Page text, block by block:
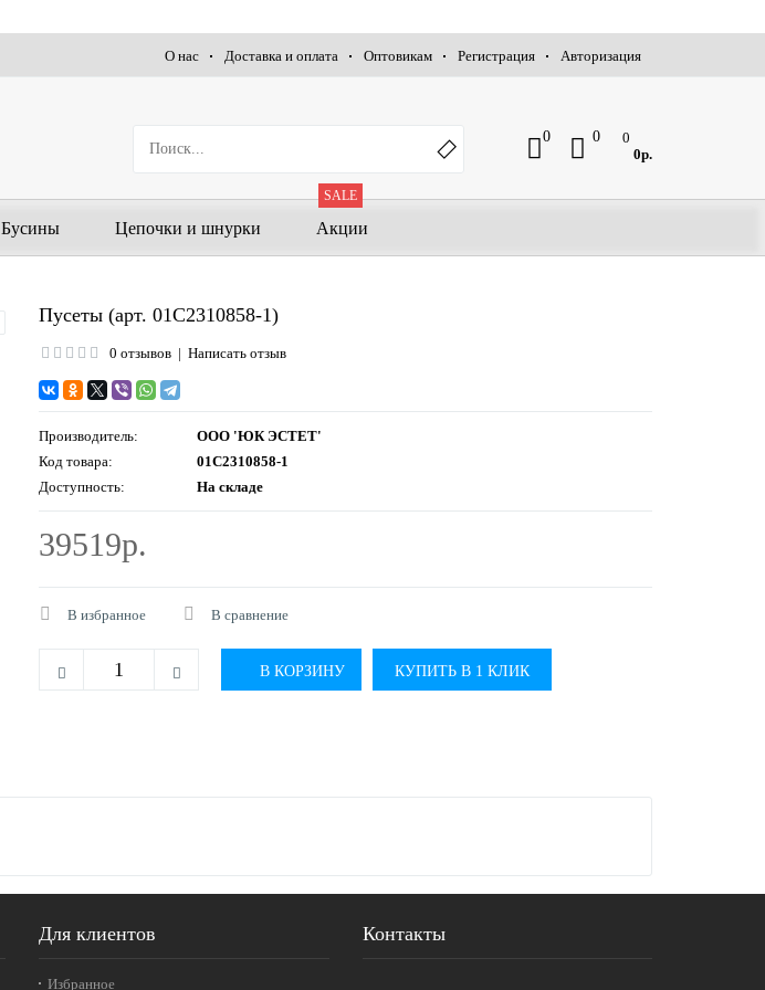
О нас Доставка и оплата Оптовикам Регистрация Авторизация
0 0
0
0р.
Бусины Цепочки и шнурки Акции
SALE
Пусеты (арт. 01С2310858-1)
0 отзывов | Написать отзыв
Производитель:
ООО 'ЮК ЭСТЕТ'
Код товара:
01С2310858-1
Доступность:
На складе
39519р.
В избранное В сравнение
КУПИТЬ В 1 КЛИК
Для клиентов
Избранное
Контакты